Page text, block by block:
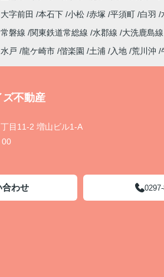
大字前田 本石下 小松 赤塚 平須町 白羽
常磐線 関東鉄道常総線 水郡線 大洗鹿島線
水戸 龍ケ崎市 偕楽園 土浦 入地 荒川沖
ズ不動産
目11-2 増山ビル1-A
00
合わせ